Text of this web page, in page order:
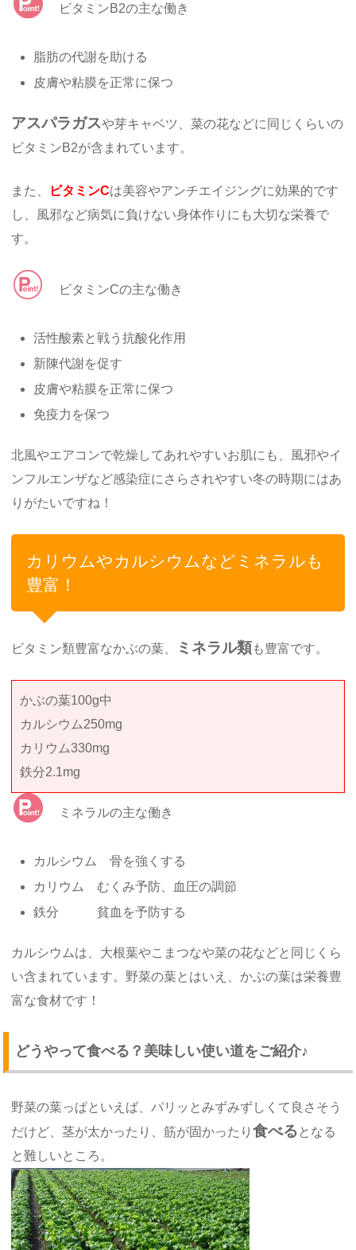
ビタミンB2の主な働き
脂肪の代謝を助ける
皮膚や粘膜を正常に保つ
アスパラガスや芽キャベツ、菜の花などに同じくらいの
ビタミンB2が含まれています。
また、 ビタミンCは美容やアンチエイジングに効果的です
し、風邪など病気に負けない身体作りにも大切な栄養で
す。
ビタミンCの主な働き
活性酸素と戦う抗酸化作用
新陳代謝を促す
皮膚や粘膜を正常に保つ
免疫力を保つ
北風やエアコンで乾燥してあれやすいお肌にも、風邪やイ
ンフルエンザなど感染症にさらされやすい冬の時期にはあ
りがたいですね！
カリウムやカルシウムなどミネラルも
豊富！
ビタミン類豊富なかぶの葉、 ミネラル類も豊富です。
かぶの葉100g中
カルシウム250mg
カリウム330mg
鉄分2.1mg
ミネラルの主な働き
カルシウム 骨を強くする
カリウム むくみ予防、血圧の調節
鉄分 貧血を予防する
カルシウムは、大根葉やこまつなや菜の花などと同じくら
い含まれています。野菜の葉とはいえ、かぶの葉は栄養豊
富な食材です！
どうやって食べる？美味しい使い道をご紹介♪
野菜の葉っぱといえば、パリッとみずみずしくて良さそう
だけど、茎が太かったり、筋が固かったり食べる となる
と難しいところ。